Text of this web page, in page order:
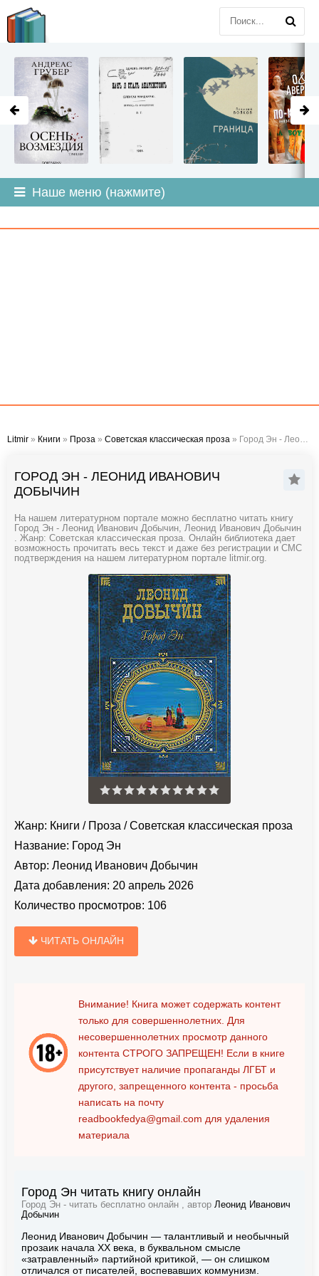
Наше меню (нажмите)
Litmir » Книги » Проза » Советская классическая проза » Город Эн - Леонид Иванович Добычин
ГОРОД ЭН - ЛЕОНИД ИВАНОВИЧ
ДОБЫЧИН
На нашем литературном портале можно бесплатно читать книгу
Город Эн - Леонид Иванович Добычин, Леонид Иванович Добычин
. Жанр: Советская классическая проза. Онлайн библиотека дает
возможность прочитать весь текст и даже без регистрации и СМС
подтверждения на нашем литературном портале litmir.org.
Жанр: Книги / Проза /Советская классическая проза
Название: Город Эн
Автор: Леонид Иванович Добычин
Дата добавления: 20 апрель 2026
Количество просмотров: 106
ЧИТАТЬ ОНЛАЙН
Внимание! Книга может содержать контент
только для совершеннолетних. Для
несовершеннолетних просмотр данного
контента СТРОГО ЗАПРЕЩЕН! Если в книге
присутствует наличие пропаганды ЛГБТ и
другого, запрещенного контента - просьба
написать на почту
readbookfedya@gmail.com для удаления
материала
Город Эн читать книгу онлайн
Город Эн - читать бесплатно онлайн , автор Леонид Иванович
Добычин
Леонид Иванович Добычин — талантливый и необычный
прозаик начала XX века, в буквальном смысле
«затравленный» партийной критикой, — он слишком
отличался от писателей, воспевавших коммунизм.
LITMIR.ORG